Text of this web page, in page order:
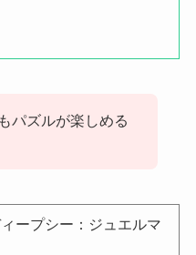
パズルが楽しめる
ープシー：ジュエルマ